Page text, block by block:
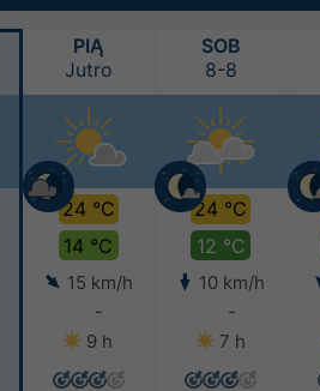
PIĄ
Jutro
24 °C
14 °C
15 km/h
-
9 h
SOB
8-8
24 °C
12 °C
10 km/h
-
7 h